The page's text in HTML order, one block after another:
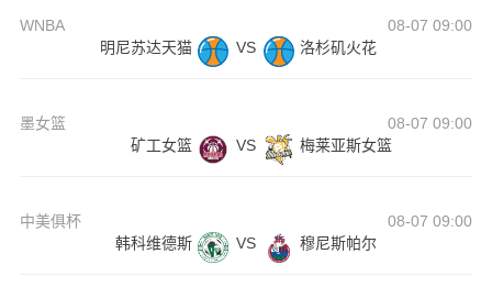
WNBA
08-07 09:00
明尼苏达天猫
VS 洛杉矶火花
墨女篮
08-07 09:00
矿工女篮
VS 梅莱亚斯女篮
中美俱杯
08-07 09:00
韩科维德斯
VS 穆尼斯帕尔